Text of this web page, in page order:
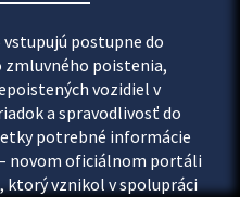
vstupujú postupne do
zmluvného poistenia,
vozidiel v
a spravodlivosť do
potrebné informácie
novom oficiálnom portáli
vznikol v spolupráci